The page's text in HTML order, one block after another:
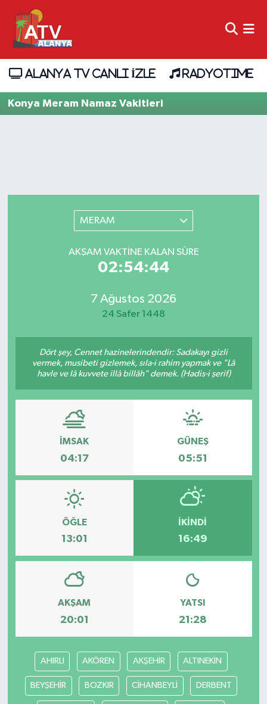
ALANYA TV CANLI İZLE RADYOTIME
Konya Meram Namaz Vakitleri
MERAM
AKŞAM VAKTINE KALAN SÜRE
02:54:44
7 Ağustos 2026
24 Safer 1448
Dört şey, Cennet hazinelerindendir: Sadakayı gizli
vermek, musibeti gizlemek, sıla-i rahim yapmak ve "Lâ
havle ve lâ kuvvete illâ billâh" demek. (Hadis-i şerif)
İMSAK
04:17
GÜNEŞ
05:51
ÖĞLE
13:01
İKINDI
16:49
AKŞAM
20:01
YATSI
21:28
AHIRLI AKÖREN AKŞEHİR ALTINEKİN
BEYŞEHİR BOZKIR CİHANBEYLİ DERBENT